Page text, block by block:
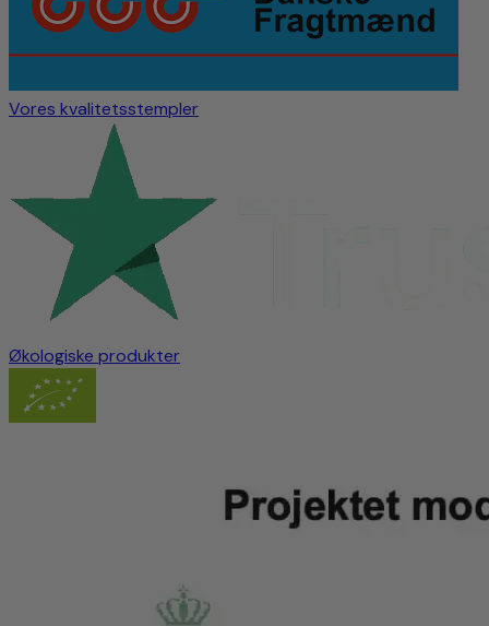
Vores kvalitetsstempler
Økologiske produkter